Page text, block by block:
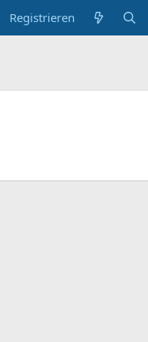
Registrieren